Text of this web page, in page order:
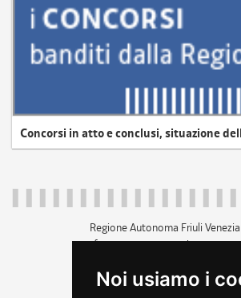
Noi usiamo i
Concorsi in atto e conclusi, situazione
Regione Autonoma Friuli
c.f. 80014930327; p.iva
+39 040 3771111